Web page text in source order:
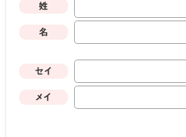
姓
名
セイ
メイ